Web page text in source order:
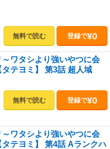
無料で読む 登録で¥0
ワタシより強いやつに会
テヨミ】 第3話 超人域
無料で読む 登録で¥0
ワタシより強いやつに会
テヨミ】 第4話 Aランクハ